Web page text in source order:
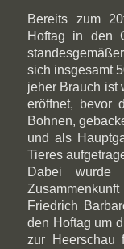
Bereits zum
Hoftag in den
sich insgesamt
jeher Brauch ist
eröffnet, bevor
Bohnen,
und als
Tieres
Dabei wurde
Friedrich
den Hoftag um
zur Heerschau